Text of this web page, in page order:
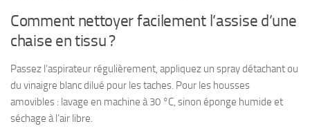
Comment nettoyer facilement l’assise d’une
chaise en tissu ?
Passez l’aspirateur régulièrement, appliquez un spray détachant ou
du vinaigre blanc dilué pour les taches. Pour les housses
amovibles : lavage en machine à 30 °C, sinon éponge humide et
séchage à l’air libre.